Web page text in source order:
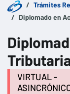
Trámites
Diplomado en
VIRTUAL -